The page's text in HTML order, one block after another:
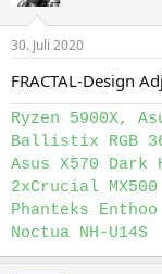
30. Juli 2020
FRACTAL-Design
Ryzen 5900X,
Ballistix RGB
Asus X570 Dark
2xCrucial
Phanteks
Noctua NH-U14S